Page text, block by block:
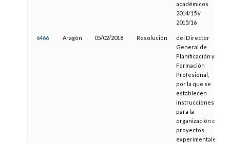
académicos
2014/15 y
2015/16
6466 Aragón 05/02/2018 Resolución
del Director
General de
Planificación y
Formación
Profesional,
por la que se
establecen
instrucciones
para la
organización de
proyectos
experimentales